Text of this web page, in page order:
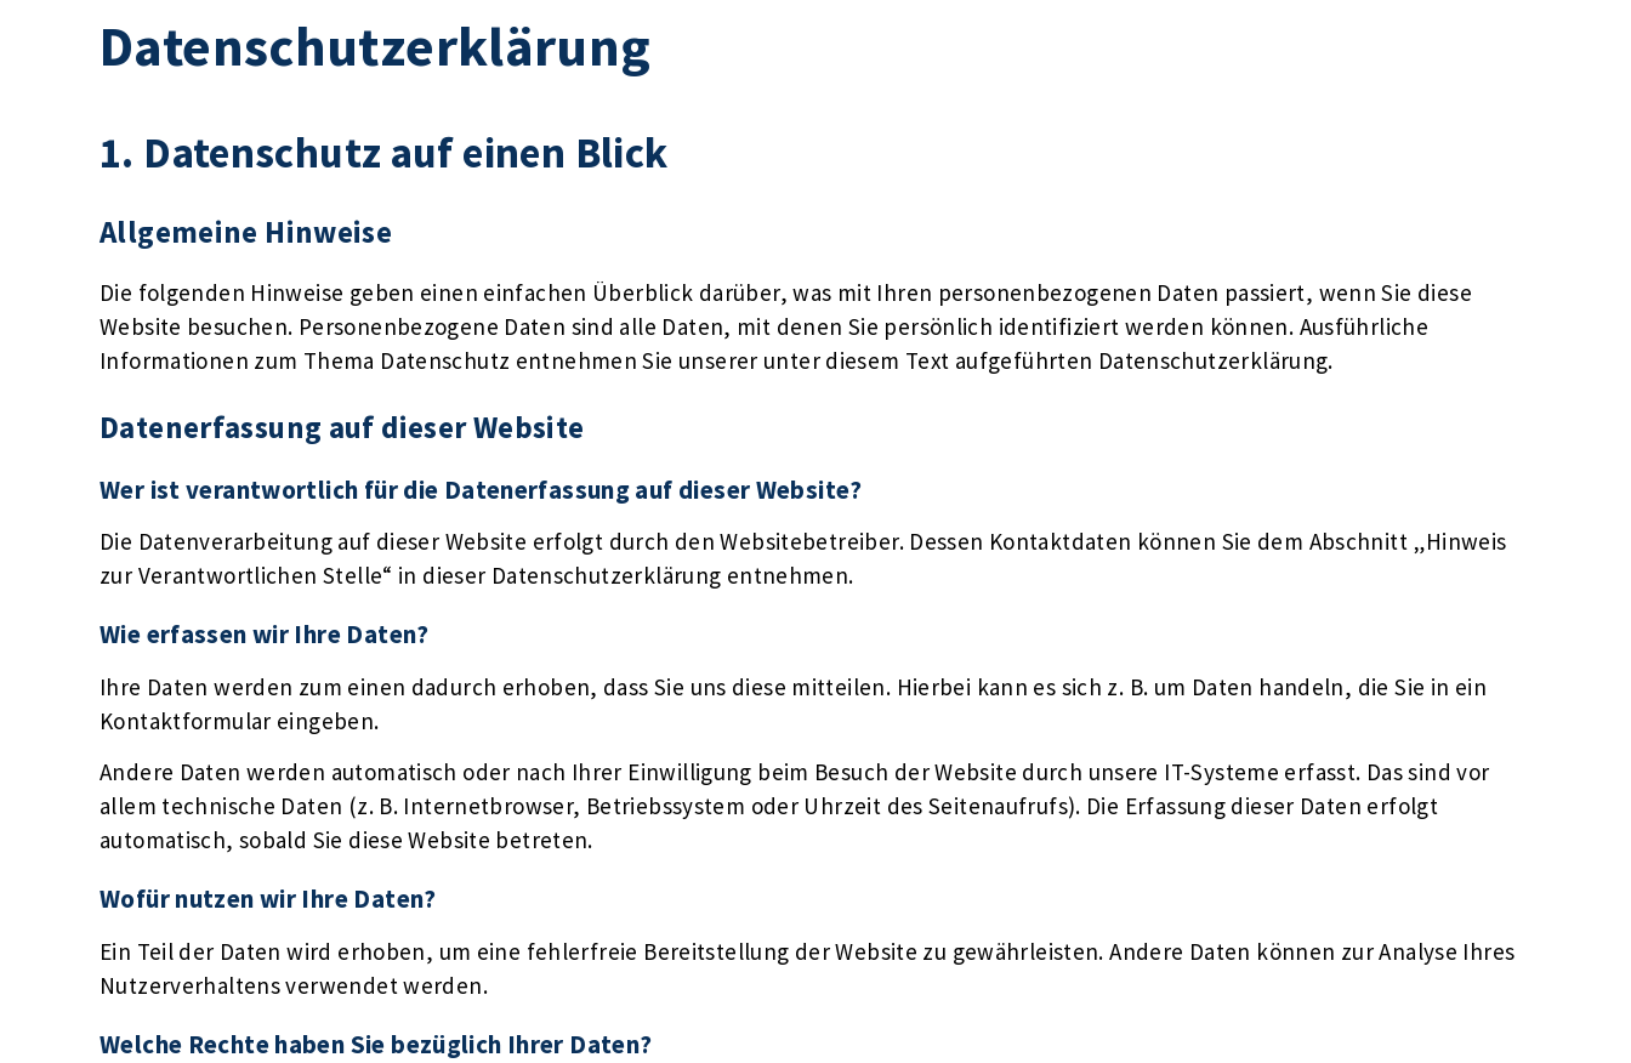
Datenschutzerklärung
1. Datenschutz auf einen Blick
Allgemeine Hinweise
Die folgenden Hinweise geben einen einfachen Überblick darüber, was mit Ihren personenbezogenen Daten passiert, wenn Sie diese
Website besuchen. Personenbezogene Daten sind alle Daten, mit denen Sie persönlich identifiziert werden können. Ausführliche
Informationen zum Thema Datenschutz entnehmen Sie unserer unter diesem Text aufgeführten Datenschutzerklärung.
Datenerfassung auf dieser Website
Wer ist verantwortlich für die Datenerfassung auf dieser Website?
Die Datenverarbeitung auf dieser Website erfolgt durch den Websitebetreiber. Dessen Kontaktdaten können Sie dem Abschnitt „Hinweis
zur Verantwortlichen Stelle“ in dieser Datenschutzerklärung entnehmen.
Wie erfassen wir Ihre Daten?
Ihre Daten werden zum einen dadurch erhoben, dass Sie uns diese mitteilen. Hierbei kann es sich z. B. um Daten handeln, die Sie in ein
Kontaktformular eingeben.
Andere Daten werden automatisch oder nach Ihrer Einwilligung beim Besuch der Website durch unsere IT-Systeme erfasst. Das sind vor
allem technische Daten (z. B. Internetbrowser, Betriebssystem oder Uhrzeit des Seitenaufrufs). Die Erfassung dieser Daten erfolgt
automatisch, sobald Sie diese Website betreten.
Wofür nutzen wir Ihre Daten?
Ein Teil der Daten wird erhoben, um eine fehlerfreie Bereitstellung der Website zu gewährleisten. Andere Daten können zur Analyse Ihres
Nutzerverhaltens verwendet werden.
Welche Rechte haben Sie bezüglich Ihrer Daten?